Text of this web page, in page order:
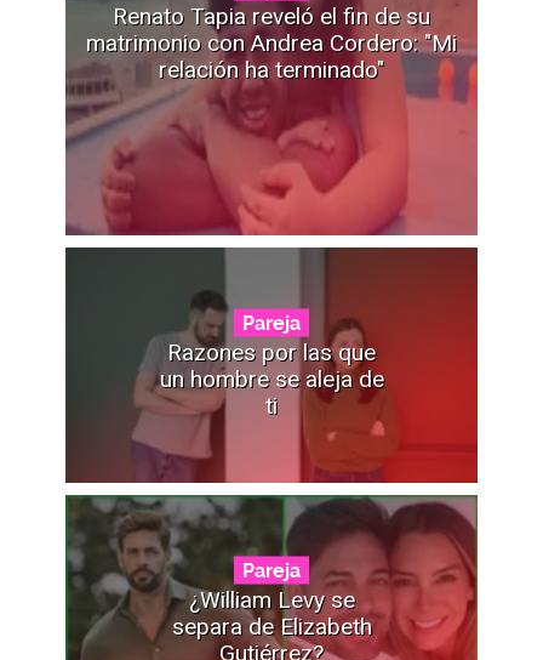
Renato Tapia reveló el fin de su
matrimonio con Andrea Cordero: "Mi
relación ha terminado"
Pareja
Razones por las que
un hombre se aleja de
ti
Pareja
¿William Levy se
separa de Elizabeth
Gutiérrez?